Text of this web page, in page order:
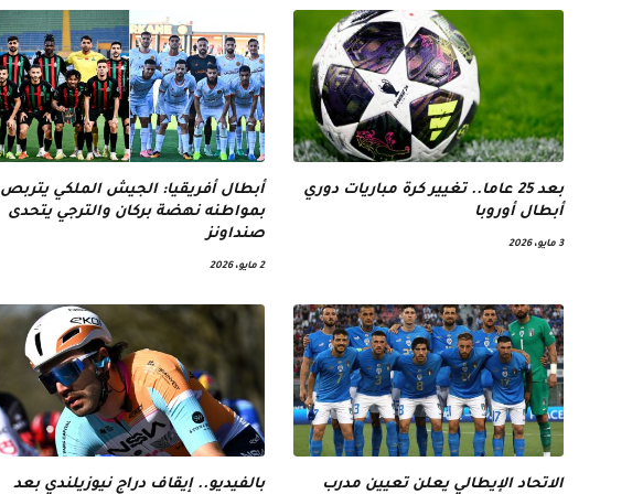
بعد 25 عاما.. تغيير كرة مباريات دوري
أبطال أوروبا
3 مايو، 2026
أبطال أفريقيا: الجيش الملكي يتربص
بمواطنه نهضة بركان والترجي يتحدى
صنداونز
2 مايو، 2026
الاتحاد الإيطالي يعلن تعيين مدرب بالفيديو.. إيقاف دراج نيوزيلندي بعد